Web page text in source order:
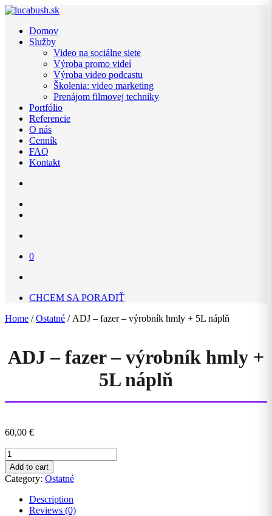
Domov
Služby
Video na sociálne siete
Výroba promo videí
Výroba video podcastu
Školenia: video marketing
Prenájom filmovej techniky
Portfólio
Referencie
O nás
Cenník
FAQ
Kontakt
0
CHCEM SA PORADIŤ
Home /Ostatné / ADJ – fazer – výrobník hmly + 5L náplň
ADJ – fazer – výrobník hmly +
5L náplň
60,00 €
ADJ
-
fazer
-
výrobník
hmly
Add to cart
Category: Ostatné
Description
Reviews (0)